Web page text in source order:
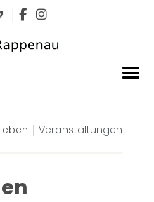
Sprache
Gebärdensprachen
Veranstaltungen